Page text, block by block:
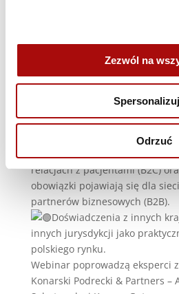
Zezwól na
Spersonalizuj
Odrzuć
reklamę aptek jest uchylana, a
nakładane.
Reakcje organów i
oznaczają dla strategii
Nowe zasady gry – projekt
reklamy „obiektywne i
potencjalne konsekwencje dla
Mapa ryzyk i szans – co
relacjach z pacjentami (B2C)
obowiązki pojawiają się dla
partnerów biznesowych (B2B).
Doświadczenia z innych
innych jurysdykcji jako
polskiego rynku.
Webinar poprowadzą eksperci
Konarski Podrecki & Partners –